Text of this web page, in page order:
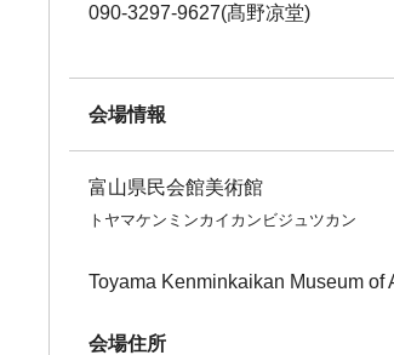
090-3297-9627(髙野凉堂)
会場情報
富山県民会館美術館
トヤマケンミンカイカンビジュツカン
Toyama Kenminkaikan Museum of
会場住所